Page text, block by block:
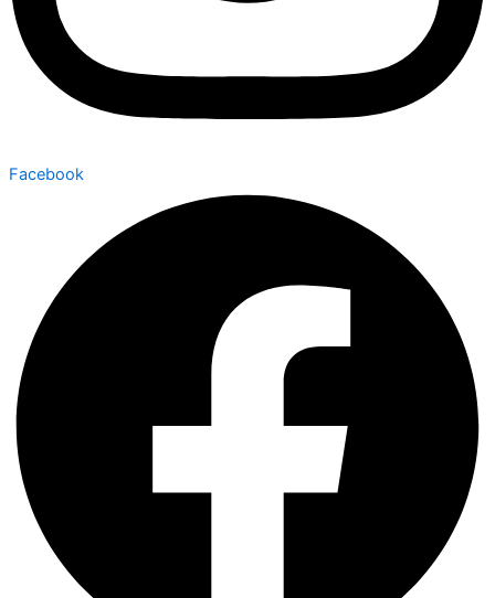
Facebook